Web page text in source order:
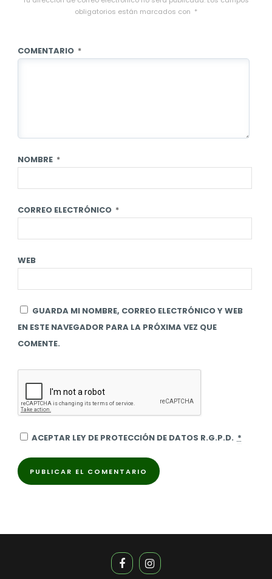
obligatorios están marcados con *
COMENTARIO *
NOMBRE *
CORREO ELECTRÓNICO *
WEB
GUARDA MI NOMBRE, CORREO ELECTRÓNICO Y WEB
EN ESTE NAVEGADOR PARA LA PRÓXIMA VEZ QUE
COMENTE.
ACEPTAR LEY DE PROTECCIÓN DE DATOS R.G.P.D. *